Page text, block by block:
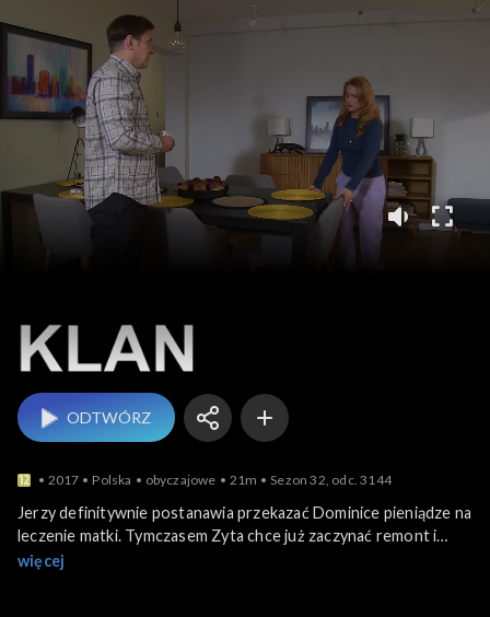
Klan
ODTWÓRZ
2017 Polska obyczajowe 21m Sezon 32, odc. 3144
Jerzy definitywnie postanawia przekazać Dominice pieniądze na
leczenie matki. Tymczasem Zyta chce już zaczynać remont i
dopytuje się o zwrot pożyczki. Jerzy jest bardzo
więcej